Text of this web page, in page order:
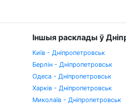
Іншыя расклады ў
Київ - Дніпропетровськ
Берлін - Дніпропетровськ
Одеса - Дніпропетровськ
Харків - Дніпропетровськ
Миколаїв - Дніпропетровськ